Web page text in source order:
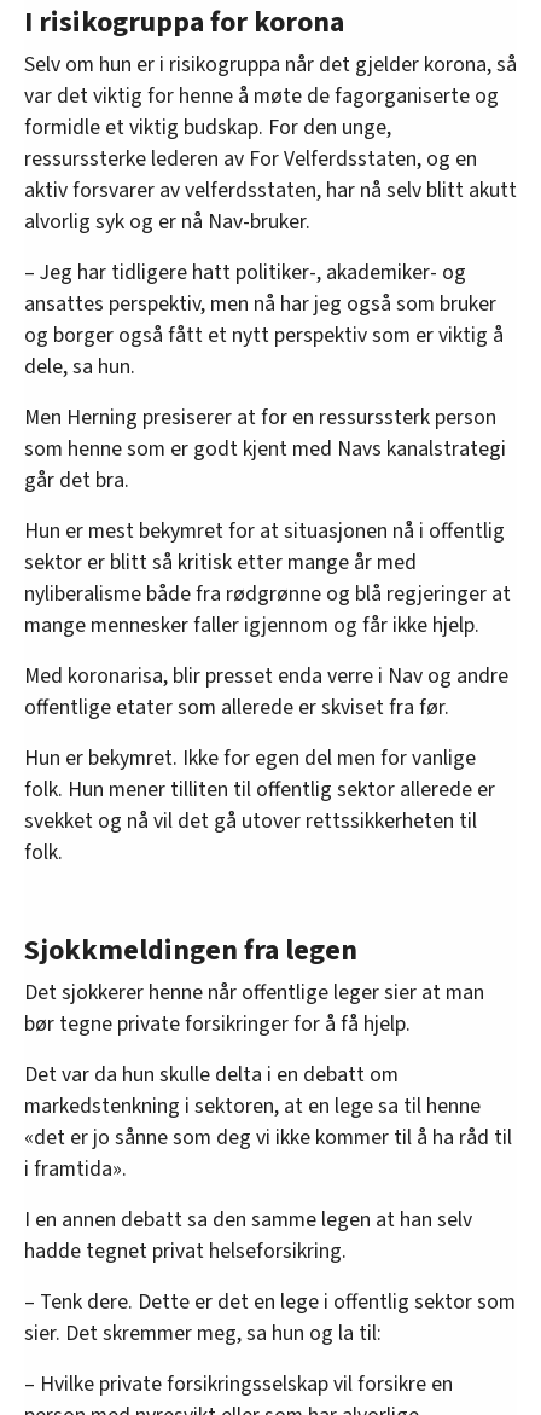
I risikogruppa for korona
Selv om hun er i risikogruppa når det gjelder korona, så
var det viktig for henne å møte de fagorganiserte og
formidle et viktig budskap. For den unge,
ressurssterke lederen av For Velferdsstaten, og en
aktiv forsvarer av velferdsstaten, har nå selv blitt akutt
alvorlig syk og er nå Nav-bruker.
– Jeg har tidligere hatt politiker-, akademiker- og
ansattes perspektiv, men nå har jeg også som bruker
og borger også fått et nytt perspektiv som er viktig å
dele, sa hun.
Men Herning presiserer at for en ressurssterk person
som henne som er godt kjent med Navs kanalstrategi
går det bra.
Hun er mest bekymret for at situasjonen nå i offentlig
sektor er blitt så kritisk etter mange år med
nyliberalisme både fra rødgrønne og blå regjeringer at
mange mennesker faller igjennom og får ikke hjelp.
Med koronarisa, blir presset enda verre i Nav og andre
offentlige etater som allerede er skviset fra før.
Hun er bekymret. Ikke for egen del men for vanlige
folk. Hun mener tilliten til offentlig sektor allerede er
svekket og nå vil det gå utover rettssikkerheten til
folk.
Sjokkmeldingen fra legen
Det sjokkerer henne når offentlige leger sier at man
bør tegne private forsikringer for å få hjelp.
Det var da hun skulle delta i en debatt om
markedstenkning i sektoren, at en lege sa til henne
«det er jo sånne som deg vi ikke kommer til å ha råd til
i framtida».
I en annen debatt sa den samme legen at han selv
hadde tegnet privat helseforsikring.
– Tenk dere. Dette er det en lege i offentlig sektor som
sier. Det skremmer meg, sa hun og la til:
– Hvilke private forsikringsselskap vil forsikre en